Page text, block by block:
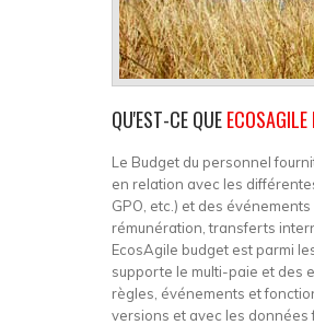
QU'EST-CE QUE
Le Budget du personnel
en relation avec les
GPO, etc.) et des
rémunération, transferts
EcosAgile budget est parmi
supporte le multi-paie et des
règles, événements et
versions et avec les données